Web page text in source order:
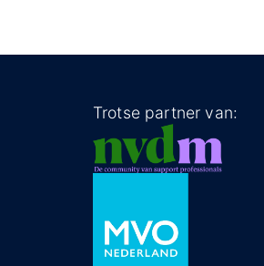
Trotse partner van: